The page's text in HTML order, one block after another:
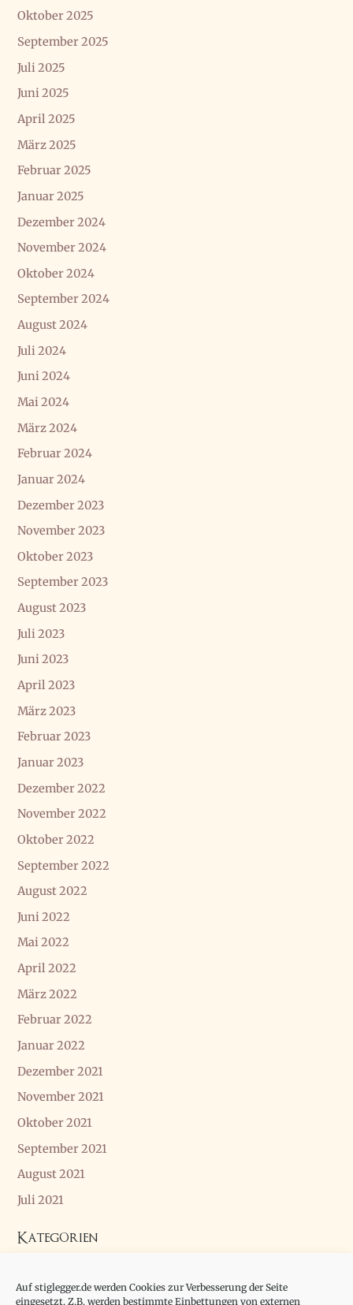
Auf stiglegger.de werden Cookies zur Verbesserung der Seite
eingesetzt. Z.B. werden bestimmte Einbettungen von externen
Oktober 2025
September 2025
Juli 2025
Juni 2025
April 2025
März 2025
Februar 2025
Januar 2025
Dezember 2024
November 2024
Oktober 2024
September 2024
August 2024
Juli 2024
Juni 2024
Mai 2024
März 2024
Februar 2024
Januar 2024
Dezember 2023
November 2023
Oktober 2023
September 2023
August 2023
Juli 2023
Juni 2023
April 2023
März 2023
Februar 2023
Januar 2023
Dezember 2022
November 2022
Oktober 2022
September 2022
August 2022
Juni 2022
Mai 2022
April 2022
März 2022
Februar 2022
Januar 2022
Dezember 2021
November 2021
Oktober 2021
September 2021
August 2021
Juli 2021
Kategorien
Essay